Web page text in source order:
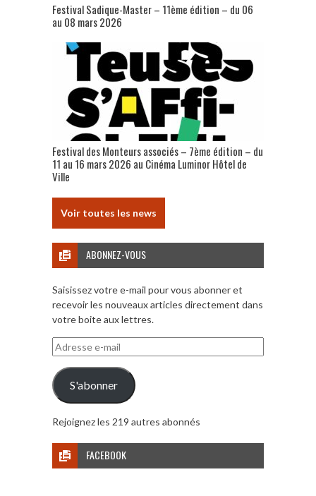
Festival Sadique-Master – 11ème édition – du 06
au 08 mars 2026
Festival des Monteurs associés – 7ème édition – du
11 au 16 mars 2026 au Cinéma Luminor Hôtel de
Ville
Voir toutes les news
ABONNEZ-VOUS
Saisissez votre e-mail pour vous abonner et
recevoir les nouveaux articles directement dans
votre boite aux lettres.
Adresse
e-
mail
S'abonner
Rejoignez les 219 autres abonnés
FACEBOOK